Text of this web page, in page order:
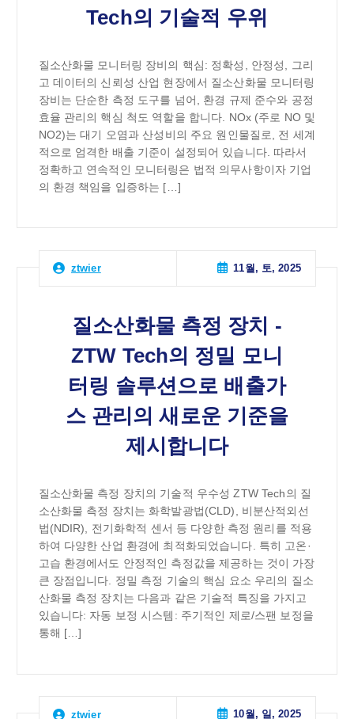
Tech의 기술적 우위
질소산화물 모니터링 장비의 핵심: 정확성, 안정성, 그리
고 데이터의 신뢰성 산업 현장에서 질소산화물 모니터링
장비는 단순한 측정 도구를 넘어, 환경 규제 준수와 공정
효율 관리의 핵심 척도 역할을 합니다. NOx (주로 NO 및
NO2)는 대기 오염과 산성비의 주요 원인물질로, 전 세계
적으로 엄격한 배출 기준이 설정되어 있습니다. 따라서
정확하고 연속적인 모니터링은 법적 의무사항이자 기업
의 환경 책임을 입증하는 […]
ztwier 11월, 토, 2025
질소산화물 측정 장치 -
ZTW Tech의 정밀 모니
터링 솔루션으로 배출가
스 관리의 새로운 기준을
제시합니다
질소산화물 측정 장치의 기술적 우수성 ZTW Tech의 질
소산화물 측정 장치는 화학발광법(CLD), 비분산적외선
법(NDIR), 전기화학적 센서 등 다양한 측정 원리를 적용
하여 다양한 산업 환경에 최적화되었습니다. 특히 고온·
고습 환경에서도 안정적인 측정값을 제공하는 것이 가장
큰 장점입니다. 정밀 측정 기술의 핵심 요소 우리의 질소
산화물 측정 장치는 다음과 같은 기술적 특징을 가지고
있습니다: 자동 보정 시스템: 주기적인 제로/스팬 보정을
통해 […]
ztwier 10월, 일, 2025